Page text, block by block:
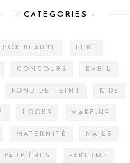
– CATEGORIES –
BOX BEAUTÉ BÉBÉ
CONCOURS EVEIL
FOND DE TEINT KIDS
LOOKS MAKE-UP
MATERNITÉ NAILS
PAUPIÈRES PARFUMS